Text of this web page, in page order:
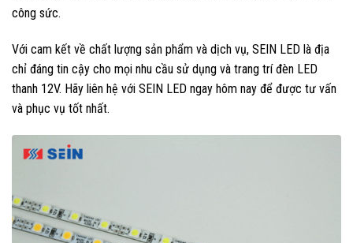
công sức.
Với cam kết về chất lượng sản phẩm và dịch vụ, SEIN LED là địa
chỉ đáng tin cậy cho mọi nhu cầu sử dụng và trang trí đèn LED
thanh 12V. Hãy liên hệ với SEIN LED ngay hôm nay để được tư vấn
và phục vụ tốt nhất.